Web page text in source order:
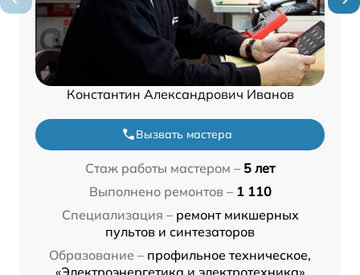
Константин Александрович Иванов
Вызвать мастера
Стаж работы мастером – 5 лет
Выполнено ремонтов – 1 110
Специализация – ремонт микшерных
пультов и синтезаторов
Образование – профильное техническое,
«Электроэнергетика и электротехника»